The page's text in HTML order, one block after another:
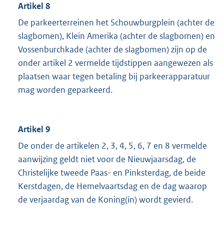
Artikel 8
De parkeerterreinen het Schouwburgplein (achter de
slagbomen), Klein Amerika (achter de slagbomen) en
Vossenburchkade (achter de slagbomen) zijn op de
onder artikel 2 vermelde tijdstippen aangewezen als
plaatsen waar tegen betaling bij parkeerapparatuur
mag worden geparkeerd.
Artikel 9
De onder de artikelen 2, 3, 4, 5, 6, 7 en 8 vermelde
aanwijzing geldt niet voor de Nieuwjaarsdag, de
Christelijke tweede Paas- en Pinksterdag, de beide
Kerstdagen, de Hemelvaartsdag en de dag waarop
de verjaardag van de Koning(in) wordt gevierd.